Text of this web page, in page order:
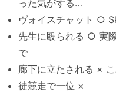
った気がする…
ヴォイスチャット ○
先生に殴られる ○ 実
で
廊下に立たされる ×
徒競走で一位 ×